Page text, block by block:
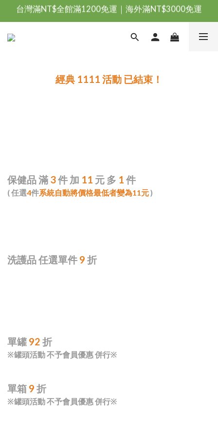
台灣滿NT$全館滿1200免運｜海外滿NT$3000免運
台灣滿NT$全館滿1200免運｜海外滿NT$3000免運
經典 1111 活動 已結束！
保健品 滿 3件 加 11 元 多 1 件
( 任選4件系統自動將價格最低者變為11元)
洗護品 任選單件 9 折
單罐 92 折
※罐頭活動 不予會員優惠 併行※
單箱 9 折
※罐頭活動 不予會員優惠 併行※